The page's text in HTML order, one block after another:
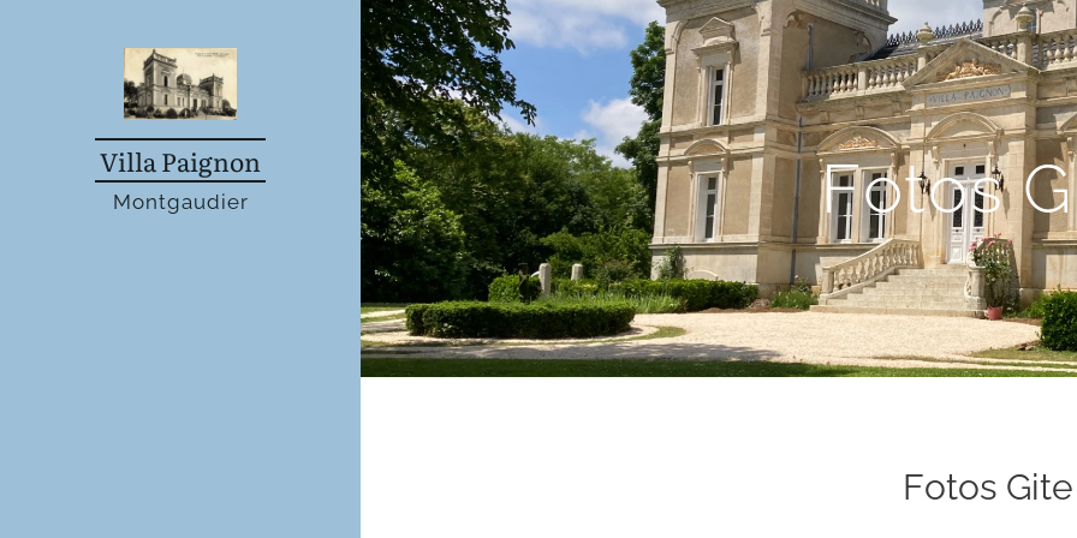
Villa Paignon
Montgaudier Fotos
Fotos Gite